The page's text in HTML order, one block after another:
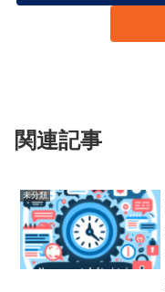
関連記事
未分類